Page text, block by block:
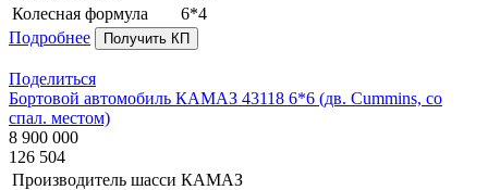
Колесная формула
6*4
Подробнее
Получить КП
Поделиться
Бортовой автомобиль КАМАЗ 43118 6*6 (дв. Cummins, со
спал. местом)
8 900 000
126 504
Производитель шасси КАМАЗ